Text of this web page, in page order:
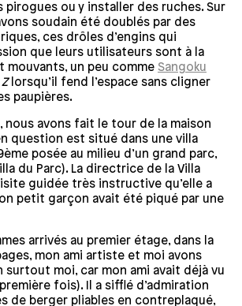
pirogues ou y installer des ruches. Sur
soudain été doublés par des
ces drôles d’engins qui
que leurs utilisateurs sont à la
mouvants, un peu comme Sangoku
lorsqu’il fend l’espace sans cligner
paupières.
nous avons fait le tour de la maison
question est situé dans une villa
ème posée au milieu d’un grand parc,
du Parc). La directrice de la Villa
guidée très instructive qu’elle a
petit garçon avait été piqué par une
arrivés au premier étage, dans la
mon ami artiste et moi avons
surtout moi, car mon ami avait déjà vu
fois). Il a sifflé d’admiration
de berger pliables en contreplaqué,